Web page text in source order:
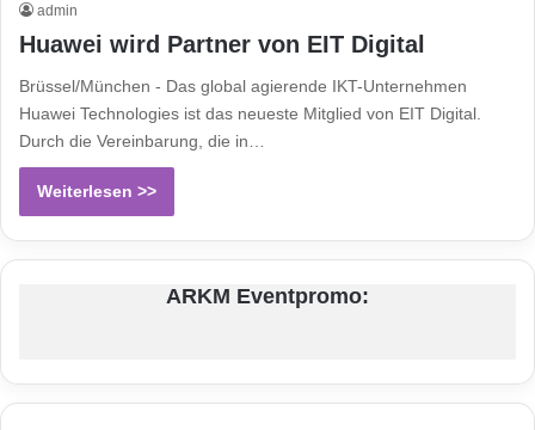
admin
Huawei wird Partner von EIT Digital
Brüssel/München - Das global agierende IKT-Unternehmen
Huawei Technologies ist das neueste Mitglied von EIT Digital.
Durch die Vereinbarung, die in…
Weiterlesen >>
ARKM Eventpromo: